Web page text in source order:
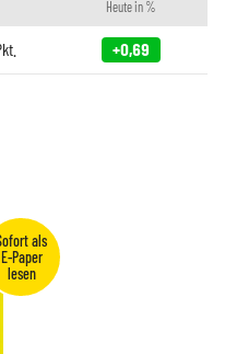
Heute in %
+0,69